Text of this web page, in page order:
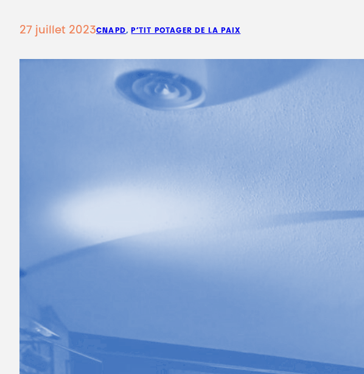
27 juillet 2023CNAPD, P’TIT POTAGER DE LA PAIX